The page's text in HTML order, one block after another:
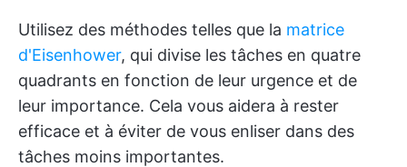
Utilisez des méthodes telles que la matrice
d'Eisenhower, qui divise les tâches en quatre
quadrants en fonction de leur urgence et de
leur importance. Cela vous aidera à rester
efficace et à éviter de vous enliser dans des
tâches moins importantes.